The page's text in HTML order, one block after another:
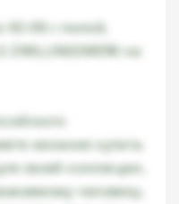
98 с пилой,
ZWILLINGSWERK на
желание купить
своей коллекции,
человеку,